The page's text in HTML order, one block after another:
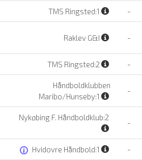
TMS Ringsted:1 -
Raklev G&I -
TMS Ringsted:2 -
Håndboldklubben
Maribo/Hunseby:1
-
Nykøbing F. Håndboldklub:2
-
Hvidovre Håndbold:1 -